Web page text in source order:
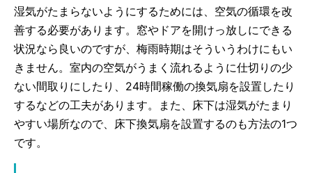
湿気がたまらないようにするためには、空気の循環を改
善する必要があります。窓やドアを開けっ放しにできる
状況なら良いのですが、梅雨時期はそういうわけにもい
きません。室内の空気がうまく流れるように仕切りの少
ない間取りにしたり、24時間稼働の換気扇を設置したり
するなどの工夫があります。また、床下は湿気がたまり
やすい場所なので、床下換気扇を設置するのも方法の1つ
です。